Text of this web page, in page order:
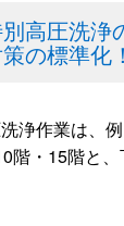
高圧洗浄
の標準化！
浄作業は、
階・15階と